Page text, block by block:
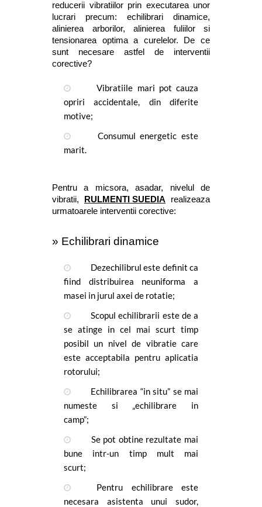
reducerii vibratiilor prin executarea unor
lucrari precum: echilibrari dinamice,
alinierea arborilor, alinierea fuliilor si
tensionarea optima a curelelor. De ce
sunt necesare astfel de interventii
corective?
Vibratiile mari pot cauza
opriri accidentale, din diferite
motive;
Consumul energetic este
marit.
Pentru a micsora, asadar, nivelul de
vibratii,
RULMENTI SUEDIA realizeaza
urmatoarele interventii corective:
» Echilibrari dinamice
Dezechilibrul este definit ca
fiind distribuirea neuniforma a
masei in jurul axei de rotatie;
Scopul echilibrarii este de a
se atinge in cel mai scurt timp
posibil un nivel de vibratie care
este acceptabila pentru aplicatia
rotorului;
Echilibrarea “in situ” se mai
numeste si „echilibrare in
camp”;
Se pot obtine rezultate mai
bune intr-un timp mult mai
scurt;
Pentru echilibrare este
necesara asistenta unui sudor,